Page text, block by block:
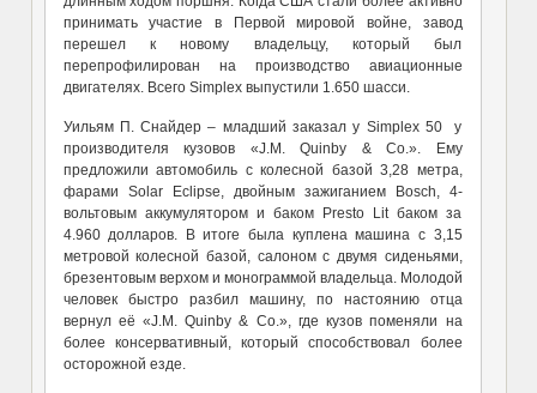
принимать участие в Первой мировой войне, завод
перешел к новому владельцу, который был
перепрофилирован на производство авиационные
двигателях. Всего Simplex выпустили 1.650 шасси.
Уильям П. Снайдер – младший заказал у Simplex 50 у
производителя кузовов «J.M. Quinby & Co.». Ему
предложили автомобиль с колесной базой 3,28 метра,
фарами Solar Eclipse, двойным зажиганием Bosch, 4-
вольтовым аккумулятором и баком Presto Lit баком за
4.960 долларов. В итоге была куплена машина с 3,15
метровой колесной базой, салоном с двумя сиденьями,
брезентовым верхом и монограммой владельца. Молодой
человек быстро разбил машину, по настоянию отца
вернул её «J.M. Quinby & Co.», где кузов поменяли на
более консервативный, который способствовал более
осторожной езде.